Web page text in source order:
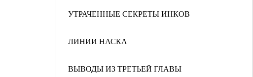
УТРАЧЕННЫЕ СЕКРЕТЫ ИНКОВ
ЛИНИИ НАСКА
ВЫВОДЫ ИЗ ТРЕТЬЕЙ ГЛАВЫ